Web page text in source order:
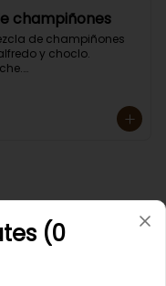
champiñones
de champiñones
y choclo.
Kombucha y Jugos
(0